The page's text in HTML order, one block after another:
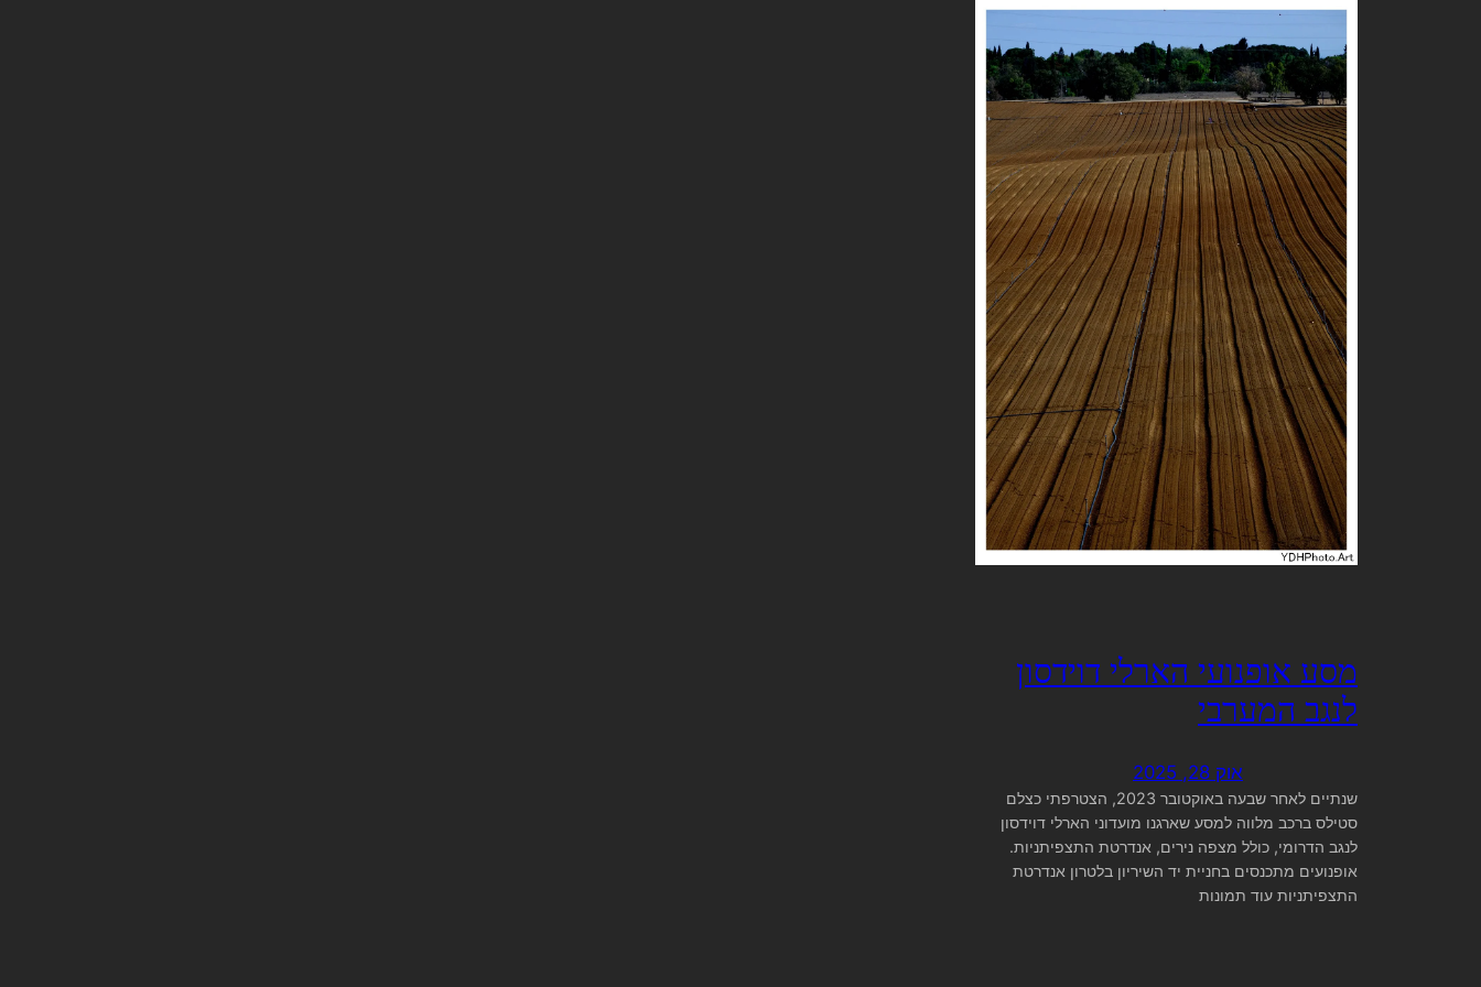
מסע אופנועי הארלי דוידסון
לנגב המערבי
אוק 28, 2025
שנתיים לאחר שבעה באוקטובר 2023, הצטרפתי כצלם
סטילס ברכב מלווה למסע שארגנו מועדוני הארלי דוידסון
לנגב הדרומי, כולל מצפה נירים, אנדרטת התצפיתניות.
אופנועים מתכנסים בחניית יד השיריון בלטרון אנדרטת
התצפיתניות עוד תמונות